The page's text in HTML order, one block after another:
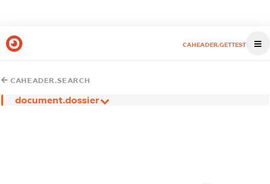
CAHEADER.GETTEST
CAHEADER.SEARCH
document.dossier